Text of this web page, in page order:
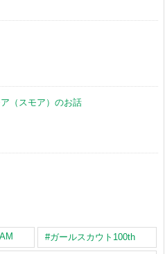
（スモア）のお話
#ガールスカウト100th